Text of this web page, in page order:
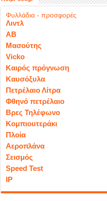
Φυλλάδια - προσφορές
Λιντλ
ΑΒ
Μασούτης
Vicko
Καιρός πρόγνωση
Καυσόξυλα
Πετρέλαιο Λίτρα
Φθηνό πετρέλαιο
Βρες Τηλέφωνο
Κομπιουτεράκι
Πλοία
Αεροπλάνα
Σεισμός
Speed Test
IP